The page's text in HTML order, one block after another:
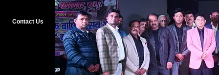
Contact Us